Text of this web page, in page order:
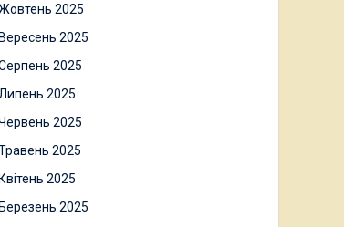
2025
Вересень 2025
2025
Липень 2025
2025
2025
Квітень 2025
Березень 2025